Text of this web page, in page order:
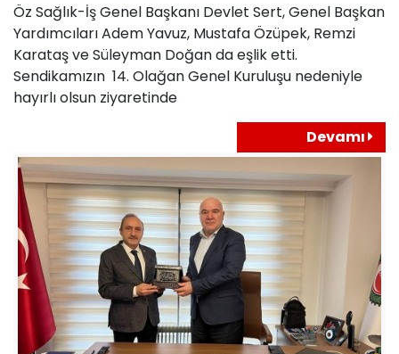
Öz Sağlık-İş Genel Başkanı Devlet Sert, Genel Başkan
Yardımcıları Adem Yavuz, Mustafa Özüpek, Remzi
Karataş ve Süleyman Doğan da eşlik etti.
Sendikamızın 14. Olağan Genel Kuruluşu nedeniyle
hayırlı olsun ziyaretinde
Devamı